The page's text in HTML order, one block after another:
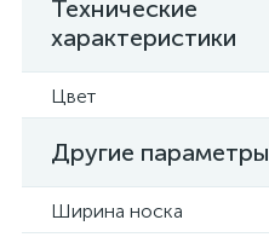
Технические
характеристики
Цвет
Другие параметры
Ширина носка